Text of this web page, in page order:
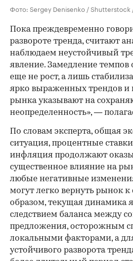
Фото: Sergey Denisenko / Shutterstock
Пока преждевременно
развороте тренда, считают
наблюдаем неустойчивый
явление. Замедление
еще не рост, а лишь
ярко выраженных трендов и
рынка указывают на
неопределенность», —
По словам эксперта, общая
ситуация, процентные
инфляция продолжают
существенное влияние на
любые негативные
могут легко вернуть рынок
образом, текущая динамика
следствием баланса между
предложения, осторожным
локальными факторами, а
устойчивого разворота